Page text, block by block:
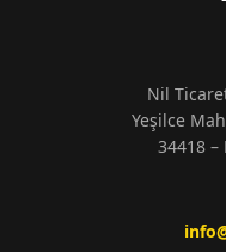
Nil
Yeşilce
34418